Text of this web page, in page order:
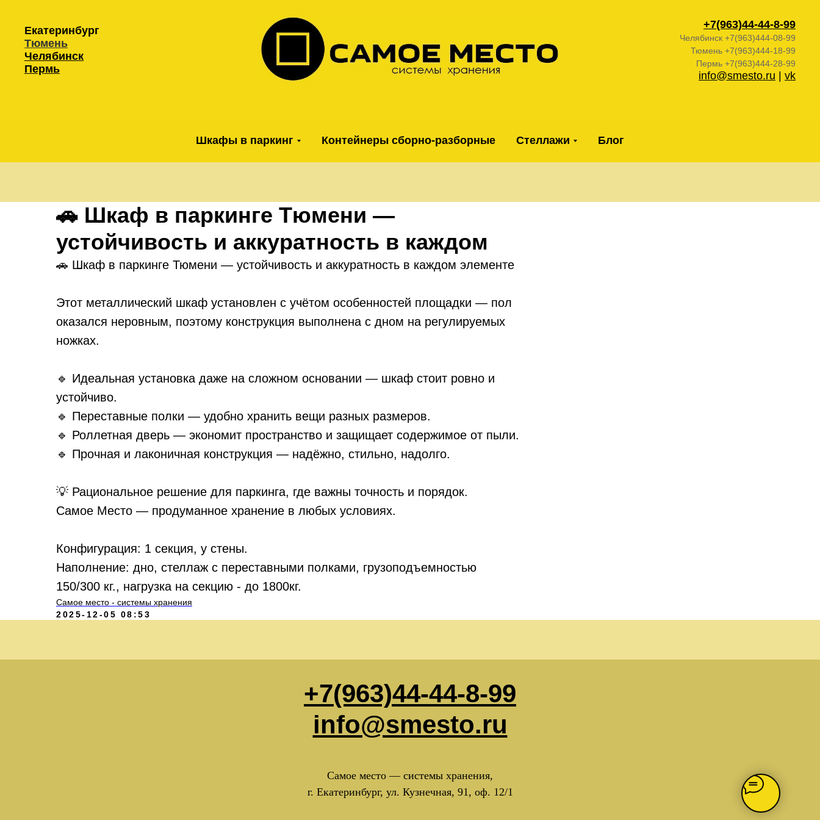
Екатеринбург
Тюмень
Челябинск
Пермь
+7(963)44-44-8-99
Челябинск +7(963)444-08-99
Тюмень +7(963)444-18-99
Пермь +7(963)444-28-99
info@smesto.ru vk
Шкафы в паркинг Контейнеры сборно-разборные Стеллажи Блог
🚗 Шкаф в паркинге Тюмени —
устойчивость и аккуратность в каждом
🚗 Шкаф в паркинге Тюмени — устойчивость и аккуратность в каждом элементе
Этот металлический шкаф установлен с учётом особенностей площадки — пол
оказался неровным, поэтому конструкция выполнена с дном на регулируемых
ножках.
🔹 Идеальная установка даже на сложном основании — шкаф стоит ровно и
устойчиво.
🔹 Переставные полки — удобно хранить вещи разных размеров.
🔹 Роллетная дверь — экономит пространство и защищает содержимое от пыли.
🔹 Прочная и лаконичная конструкция — надёжно, стильно, надолго.
💡 Рациональное решение для паркинга, где важны точность и порядок.
Самое Место — продуманное хранение в любых условиях.
Конфигурация: 1 секция, у стены.
Наполнение: дно, стеллаж с переставными полками, грузоподъемностью
150/300 кг., нагрузка на секцию - до 1800кг.
Самое место - системы хранения
2025-12-05 08:53
+7(963)44-44-8-99
info@smesto.ru
Самое место — системы хранения,
г. Екатеринбург, ул. Кузнечная, 91, оф. 12/1